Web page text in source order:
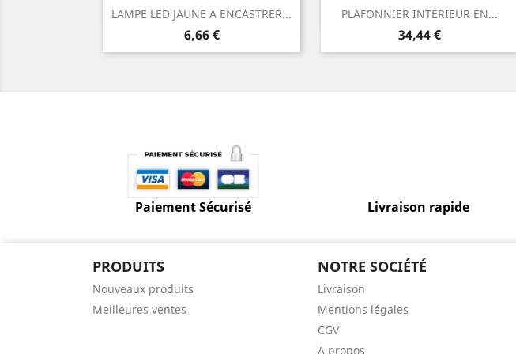
LAMPE LED JAUNE A ENCASTRER...
Prix
6,66 €
Aperçu rapide PLAFONNIER INTERIEUR EN...
Prix
34,44 €
Aperçu rapide
Paiement Sécurisé Livraison rapide
PRODUITS
Nouveaux produits
Meilleures ventes
NOTRE SOCIÉTÉ
Livraison
Mentions légales
CGV
A propos